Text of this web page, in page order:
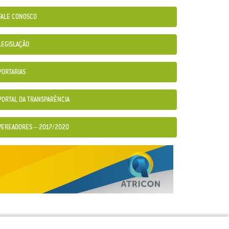
CONOSCO
DA TRANSPARÊNCIA
– 2017/2020